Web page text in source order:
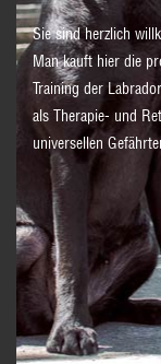
Sie sind herzlich
Man kauft hier die
Training der
als Therapie- und
universellen